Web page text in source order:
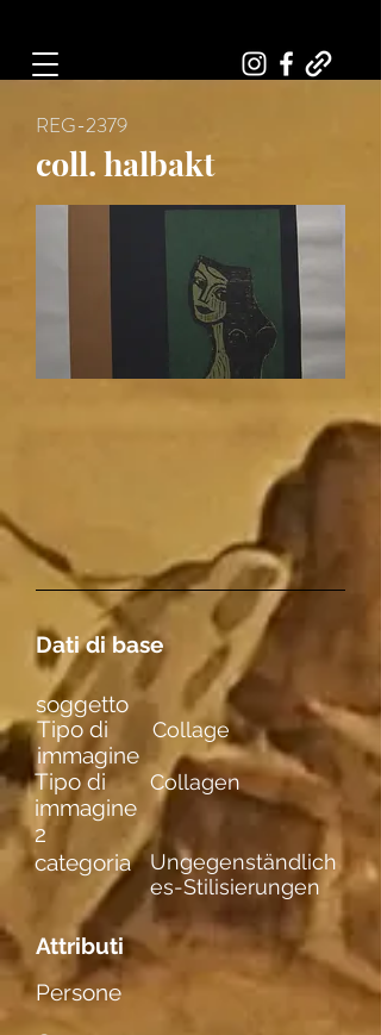
REG-2379
coll. halbakt
Dati di base
Tipo di
immagine
Collage
Tipo di
immagine
2
Collagen
categoria
Ungegenständlich
es-Stilisierungen
Attributi
Persone
soggetto